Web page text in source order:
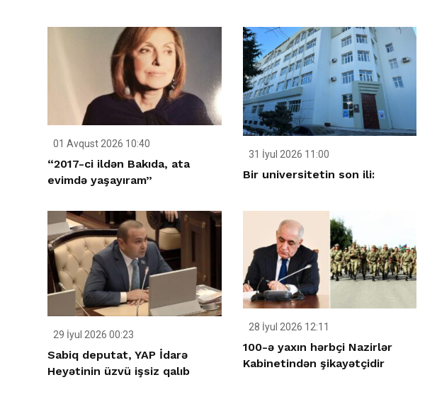
01 Avqust 2026 10:40
“2017-ci ildən Bakıda, ata
evimdə yaşayıram”
31 İyul 2026 11:00
Bir universitetin son ili:
29 İyul 2026 00:23
Sabiq deputat, YAP İdarə
Heyətinin üzvü işsiz qalıb
28 İyul 2026 12:11
100-ə yaxın hərbçi Nazirlər
Kabinetindən şikayətçidir